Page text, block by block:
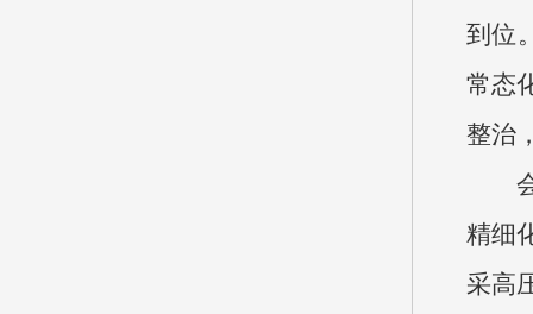
到位
常态
整治
精细
采高